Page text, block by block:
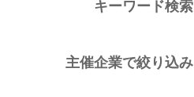
キーワード検索
主催企業で絞り込み